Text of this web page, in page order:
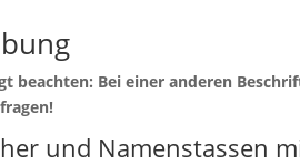
beachten: Bei einer anderen
und Namenstassen